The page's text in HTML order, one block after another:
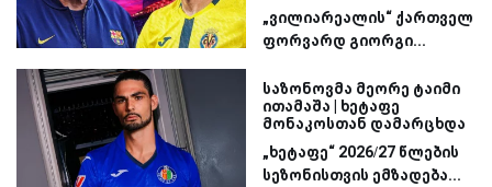
„ვილიარეალის“ ქართველ
ფორვარდ გიორგი...
საზონოვმა მეორე ტაიმი
ითამაშა | ხეტაფე
მონაკოსთან დამარცხდა
„ხეტაფე“ 2026/27 წლების
სეზონისთვის ემზადება...